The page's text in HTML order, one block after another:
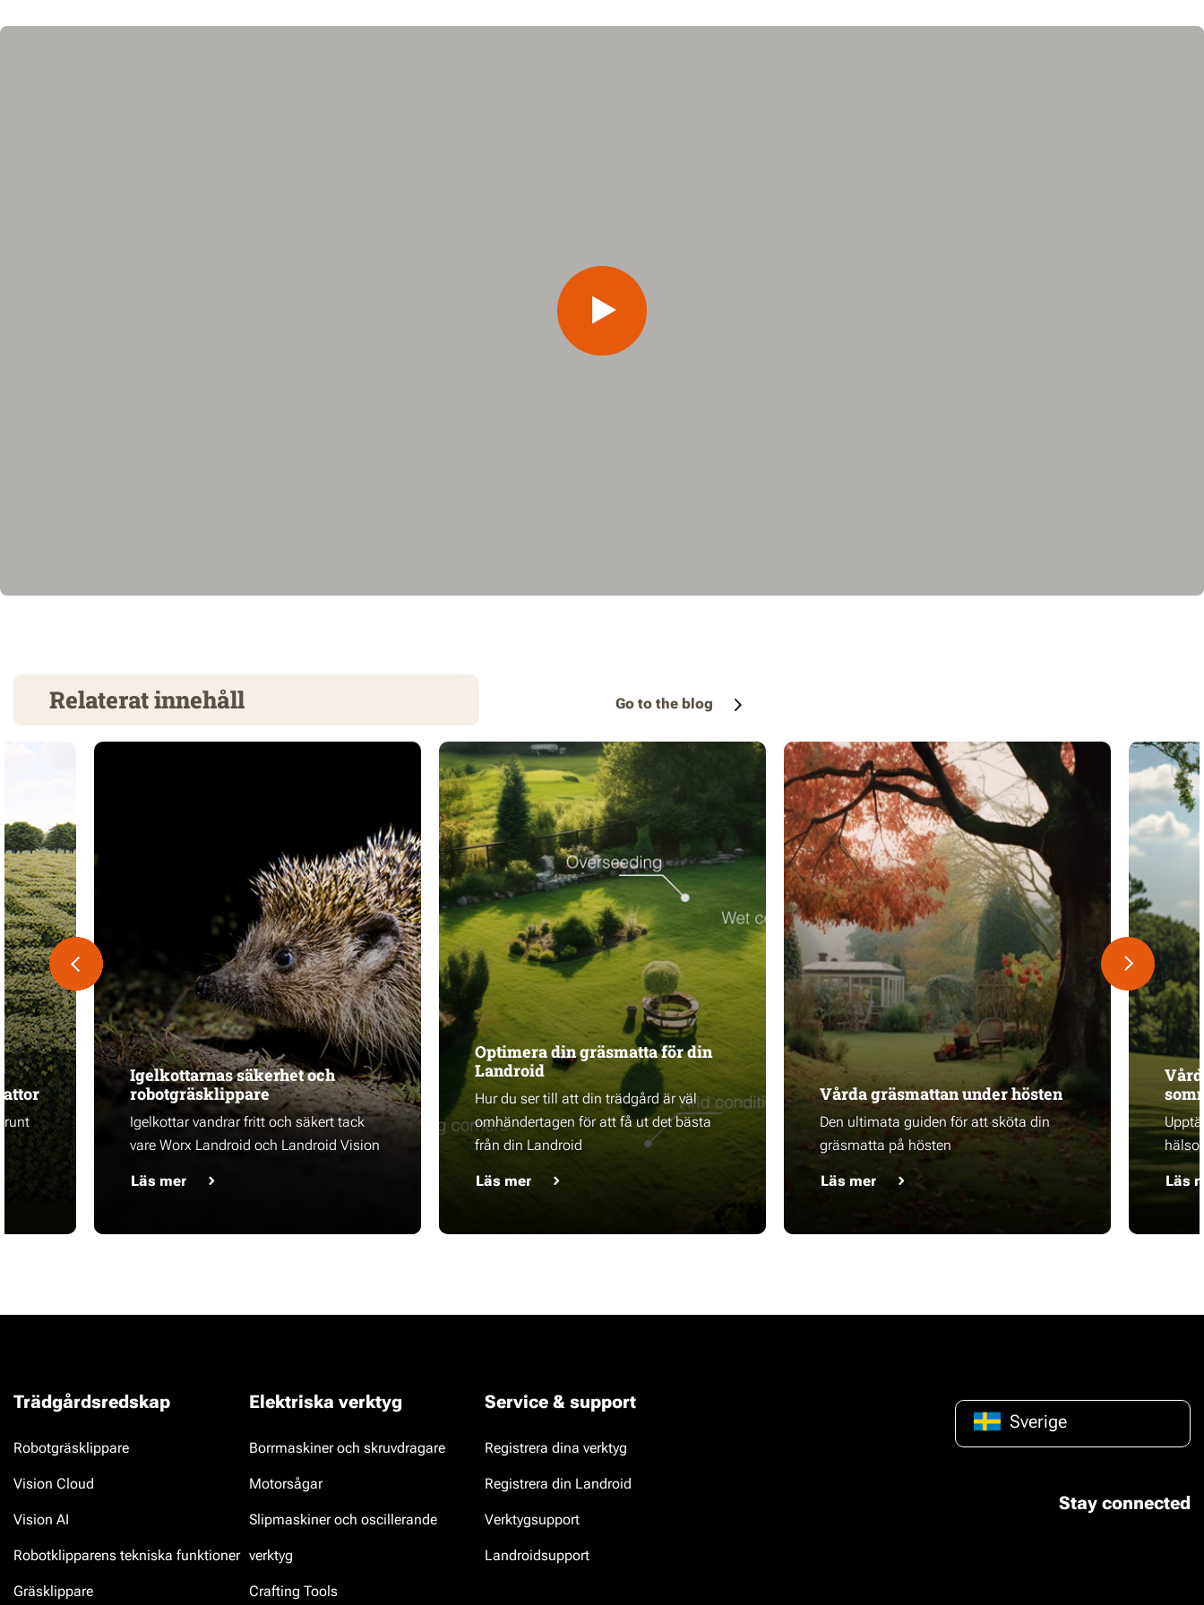
Relaterat innehåll Go to the blog
runt
Igelkottarnas säkerhet och
robotgräsklippare
Igelkottar vandrar fritt och säkert tack
vare Worx Landroid och Landroid Vision
Läs mer
Optimera din gräsmatta för din
Landroid
Hur du ser till att din trädgård är väl
omhändertagen för att få ut det bästa
från din Landroid
Läs mer
Vårda gräsmattan under hösten
Den ultimata guiden för att sköta din
gräsmatta på hösten
Läs mer Läs
Trädgårdsredskap
Robotgräsklippare
Vision Cloud
Vision AI
Robotklipparens tekniska funktioner
Gräsklippare
Elektriska verktyg
Borrmaskiner och skruvdragare
Motorsågar
Slipmaskiner och oscillerande
verktyg
Crafting Tools
Service & support
Registrera dina verktyg
Registrera din Landroid
Verktygsupport
Landroidsupport
Sverige
Stay connected